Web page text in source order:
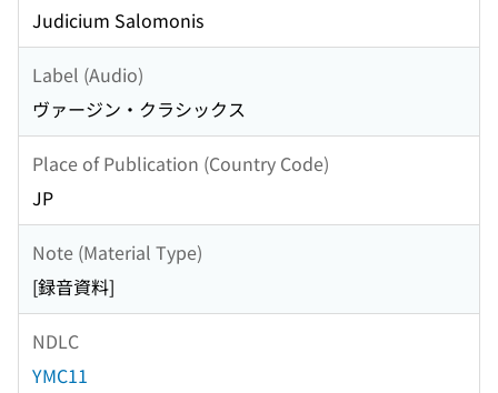
Judicium Salomonis
Label (Audio)
ヴァージン・クラシックス
Place of Publication (Country Code)
JP
Note (Material Type)
[録音資料]
NDLC
YMC11